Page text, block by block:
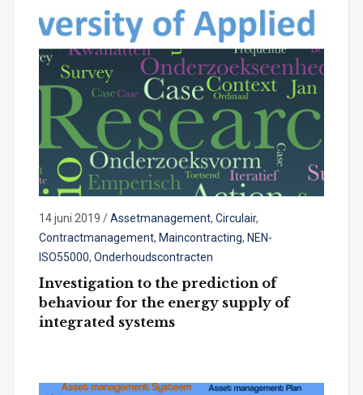
14 juni 2019 /Assetmanagement, Circulair,
Contractmanagement, Maincontracting, NEN-
ISO55000, Onderhoudscontracten
Investigation to the prediction of
behaviour for the energy supply of
integrated systems